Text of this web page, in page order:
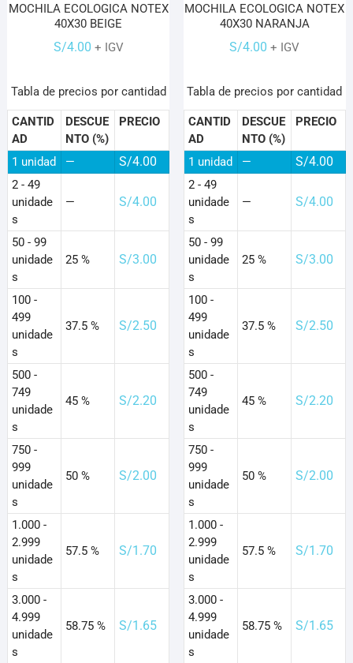
MOCHILA ECOLOGICA NOTEX
40X30 BEIGE
S/4.00 + IGV
Tabla de precios por cantidad
CANTID
AD
DESCUE
NTO (%)
PRECIO
1 unidad — S/4.00
2 - 49
unidade
s
— S/4.00
50 - 99
unidade
s
25 % S/3.00
100 -
499
unidade
s
37.5 % S/2.50
500 -
749
unidade
s
45 % S/2.20
750 -
999
unidade
s
50 % S/2.00
1.000 -
2.999
unidade
s
57.5 % S/1.70
3.000 -
4.999
unidade
s
58.75 % S/1.65
MOCHILA ECOLOGICA NOTEX
40X30 NARANJA
S/4.00 + IGV
Tabla de precios por cantidad
CANTID
AD
DESCUE
NTO (%)
PRECIO
1 unidad — S/4.00
2 - 49
unidade
s
— S/4.00
50 - 99
unidade
s
25 % S/3.00
100 -
499
unidade
s
37.5 % S/2.50
500 -
749
unidade
s
45 % S/2.20
750 -
999
unidade
s
50 % S/2.00
1.000 -
2.999
unidade
s
57.5 % S/1.70
3.000 -
4.999
unidade
s
58.75 % S/1.65